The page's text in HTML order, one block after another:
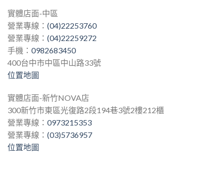
實體店面-中區
營業專線： (04)22253760
營業專線： (04)22259272
手機： 0982683450
400台中市中區中山路33號
位置地圖
實體店面-新竹NOVA店
300新竹市東區光復路2段194巷3號2樓212櫃
營業專線： 0973215353
營業專線： (03)5736957
位置地圖